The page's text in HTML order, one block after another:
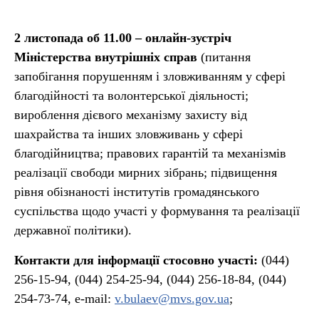
2 листопада об 11.00 – онлайн-зустріч
Міністерства внутрішніх справ (питання
запобігання порушенням і зловживанням у сфері
благодійності та волонтерської діяльності;
вироблення дієвого механізму захисту від
шахрайства та інших зловживань у сфері
благодійництва; правових гарантій та механізмів
реалізації свободи мирних зібрань; підвищення
рівня обізнаності інститутів громадянського
суспільства щодо участі у формування та реалізації
державної політики).
Контакти для інформації стосовно участі: (044)
256-15-94, (044) 254-25-94, (044) 256-18-84, (044)
254-73-74, e-mail: v.bulaev@mvs.gov.ua;